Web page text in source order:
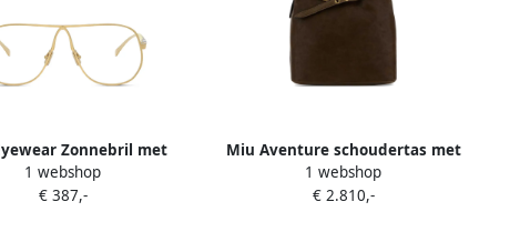
Zonnebril met
montuur Goud
1 webshop
€ 387,-
Miu Aventure schoudertas met
gesp en logo-reliëf Bruin
1 webshop
€ 2.810,-